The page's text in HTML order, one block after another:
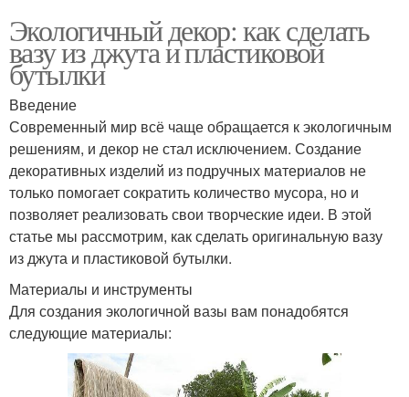
Экологичный декор: как сделать
вазу из джута и пластиковой
бутылки
Введение
Современный мир всё чаще обращается к экологичным
решениям, и декор не стал исключением. Создание
декоративных изделий из подручных материалов не
только помогает сократить количество мусора, но и
позволяет реализовать свои творческие идеи. В этой
статье мы рассмотрим, как сделать оригинальную вазу
из джута и пластиковой бутылки.
Материалы и инструменты
Для создания экологичной вазы вам понадобятся
следующие материалы: